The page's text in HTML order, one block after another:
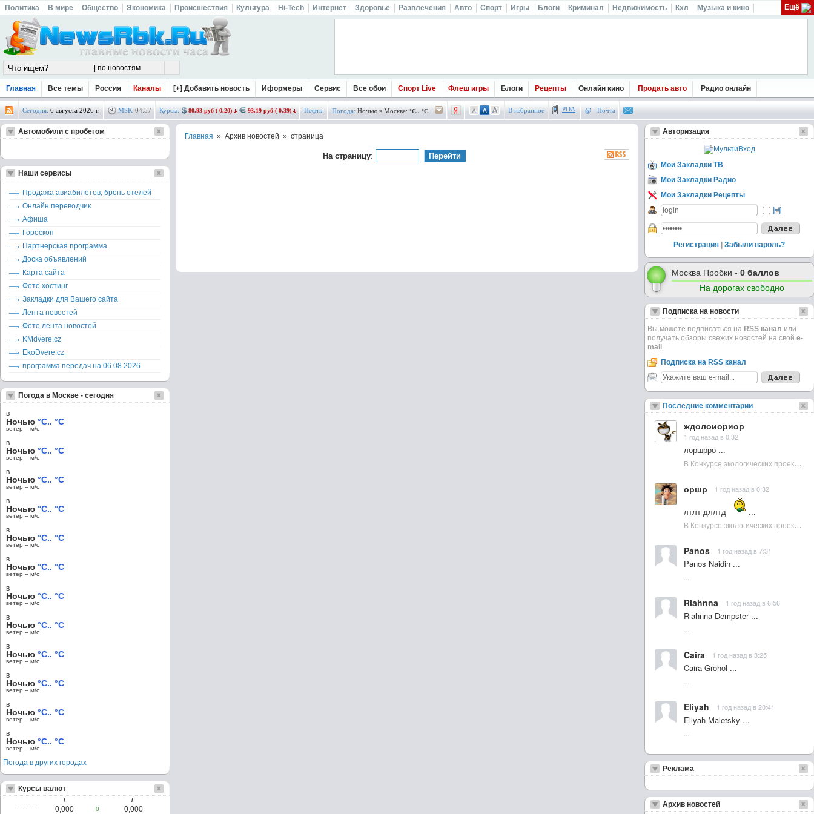
Политика В мире Общество Экономика Происшествия Культура Hi-Tech Интернет Здоровье Развлечения Авто Спорт Игры Блоги Криминал Недвижимость Кхл Музыка и кино Ещё
Главная Все темы Россия Каналы [+] Добавить новость Иформеры Сервис Все обои Спорт Live Флеш игры Блоги Рецепты Онлайн кино Продать авто Радио онлайн
Сегодня: 6 августа 2026 г. MSK 04:57 Курсы: 80.93 руб (-0.20) 93.19 руб (-0.39) Нефть: Погода: Ночью в Москве: °C.. °C В избранное PDA @ - Почта
Главная » Архив новостей » страница
На страницу:
Автомобили с пробегом
Наши сервисы
Продажа авиабилетов, бронь отелей
Онлайн переводчик
Афиша
Гороскоп
Партнёрская программа
Доска объявлений
Карта сайта
Фото хостинг
Закладки для Вашего сайта
Лента новостей
Фото лента новостей
KMdvere.cz
EkoDvere.cz
программа передач на 06.08.2026
Погода в Москве - сегодня
в
Ночью °C.. °C
ветер – м/c
в
Ночью °C.. °C
ветер – м/c
в
Ночью °C.. °C
ветер – м/c
в
Ночью °C.. °C
ветер – м/c
в
Ночью °C.. °C
ветер – м/c
в
Ночью °C.. °C
ветер – м/c
в
Ночью °C.. °C
ветер – м/c
в
Ночью °C.. °C
ветер – м/c
в
Ночью °C.. °C
ветер – м/c
в
Ночью °C.. °C
ветер – м/c
в
Ночью °C.. °C
ветер – м/c
в
Ночью °C.. °C
ветер – м/c
Погода в других городах
Курсы валют
/ /
0,000 0 0,000
Авторизация
Мои Закладки ТВ
Мои Закладки Радио
Мои Закладки Рецепты
Регистрация Забыли пароль?
Москва Пробки - 0 баллов
На дорогах свободно
Подписка на новости
Вы можете подписаться на RSS канал или
получать обзоры свежих новостей на свой e-
mail .
Подписка на RSS канал
Последние комментарии
ждолоиориор
1 год назад в 0:32
лоршрро ...
В Конкурсе экологических проектов в Подмосковье активно участвовала молодежь :: NewsRbk.ru...
оршр 1 год назад в 0:32
лтлт дллтд
...
В Конкурсе экологических проектов в Подмосковье активно участвовала молодежь :: NewsRbk.ru...
Panos 1 год назад в 7:31
Panos Naidin ...
Riahnna 1 год назад в 6:56
Riahnna Dempster ...
Caira 1 год назад в 3:25
Caira Grohol ...
Eliyah 1 год назад в 20:41
Eliyah Maletsky ...
Реклама
Архив новостей